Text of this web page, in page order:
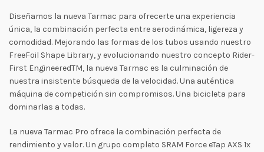
Diseñamos la nueva Tarmac para ofrecerte una experiencia
única, la combinación perfecta entre aerodinámica, ligereza y
comodidad. Mejorando las formas de los tubos usando nuestro
FreeFoil Shape Library, y evolucionando nuestro concepto Rider-
First EngineeredTM, la nueva Tarmac es la culminación de
nuestra insistente búsqueda de la velocidad. Una auténtica
máquina de competición sin compromisos. Una bicicleta para
dominarlas a todas.
La nueva Tarmac Pro ofrece la combinación perfecta de
rendimiento y valor. Un grupo completo SRAM Force eTap AXS 1x